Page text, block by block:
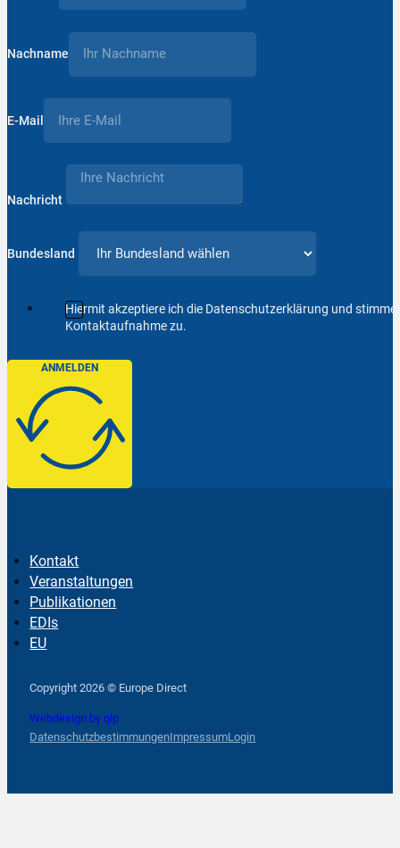
Nachname
E-Mail
Nachricht
Bundesland
Hiermit akzeptiere ich die Datenschutzerklärung und
Kontaktaufnahme zu.
ANMELDEN
Kontakt
Veranstaltungen
Publikationen
EDIs
EU
Copyright 2026 © Europe Direct
Webdesign by qlp
DatenschutzbestimmungenImpressumLogin